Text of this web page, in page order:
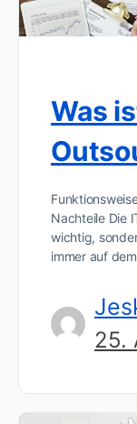
Was
Nachteile Die
wichtig,
immer auf
25.